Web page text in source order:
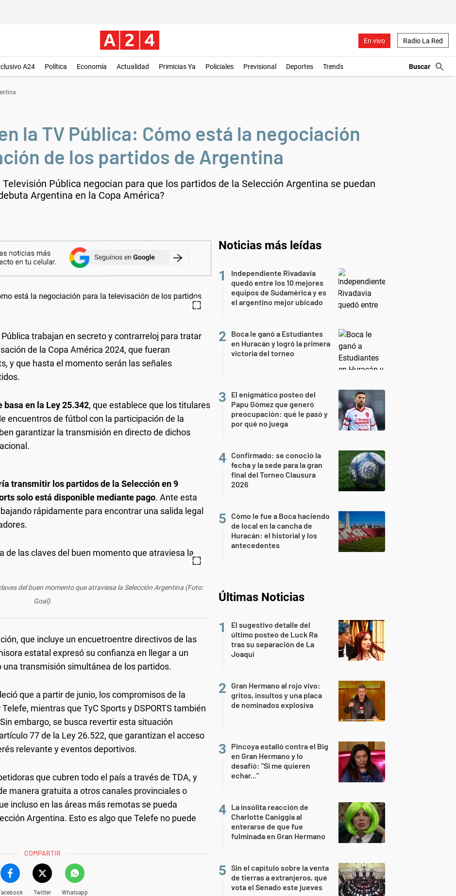
En vivo Radio La Red
A24 Política Economía Actualidad Primicias Ya Policiales Previsional Deportes Trends
la TV Pública: Cómo está la negociación
de los partidos de Argentina
Pública negocian para que los partidos de la Selección Argentina se puedan
Argentina en la Copa América?
trabajan en secreto y contrarreloj para tratar
de la Copa América 2024, que fueran
y que hasta el momento serán las señales
basa en la Ley 25.342, que establece que los titulares
encuentros de fútbol con la participación de la
garantizar la transmisión en directo de dichos
transmitir los partidos de la Selección en 9
solo está disponible mediante pago. Ante esta
rápidamente para encontrar una salida legal
del buen momento que atraviesa la Selección Argentina (Foto:
Goal).
que incluye un encuetroentre directivos de las
estatal expresó su confianza en llegar a un
transmisión simultánea de los partidos.
que a partir de junio, los compromisos de la
mientras que TyC Sports y DSPORTS también
embargo, se busca revertir esta situación
77 de la Ley 26.522, que garantizan el acceso
relevante y eventos deportivos.
que cubren todo el país a través de TDA, y
manera gratuita a otros canales provinciales o
incluso en las áreas más remotas se pueda
Argentina. Esto es algo que Telefe no puede
COMPARTIR
Twitter Whatsapp
Noticias más leídas
Independiente Rivadavia
quedó entre los 10 mejores
equipos de Sudamérica y es
el argentino mejor ubicado
Boca le ganó a Estudiantes
en Huracán y logró la primera
victoria del torneo
El enigmático posteo del
Papu Gómez que generó
preocupación: qué le pasó y
por qué no juega
Confirmado: se conoció la
fecha y la sede para la gran
final del Torneo Clausura
2026
Cómo le fue a Boca haciendo
de local en la cancha de
Huracán: el historial y los
antecedentes
Últimas Noticias
El sugestivo detalle del
último posteo de Luck Ra
tras su separación de La
Joaqui
Gran Hermano al rojo vivo:
gritos, insultos y una placa
de nominados explosiva
Pincoya estalló contra el Big
en Gran Hermano y lo
desafió: "Si me quieren
echar..."
La insólita reacción de
Charlotte Caniggia al
enterarse de que fue
fulminada en Gran Hermano
Sin el capítulo sobre la venta
de tierras a extranjeros, qué
vota el Senado este jueves